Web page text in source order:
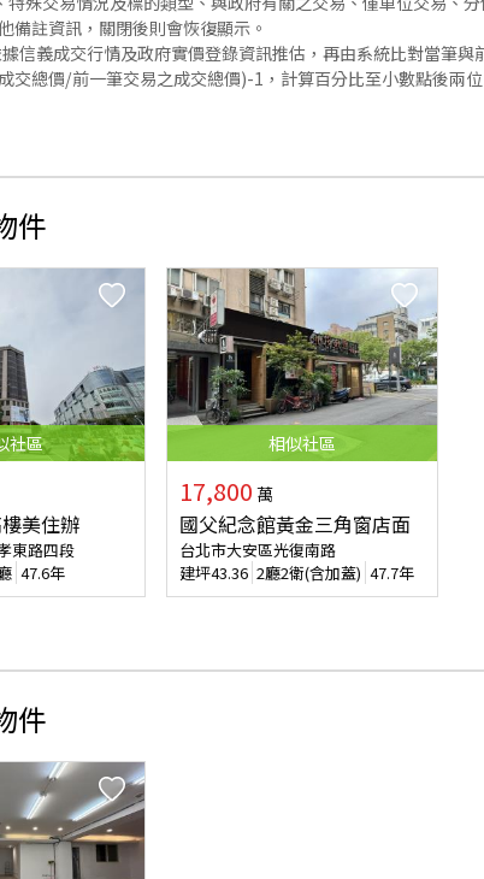
備註資訊，關閉後則會恢復顯示。
信義成交行情及政府實價登錄資訊推估，再由系統比對當筆
交總價/前一筆交易之成交總價)-1，計算百分比至小數點後兩
件
社區
美住辦
東路四段
47.6年
相似社區
17,800 萬
國父紀念館黃金三角窗店面
台北市大安區光復南路
建坪43.36 2廳2衛(含加蓋) 47.7年
件